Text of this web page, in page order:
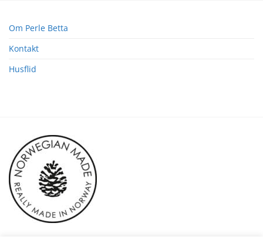
Om Perle Betta
Kontakt
Husflid